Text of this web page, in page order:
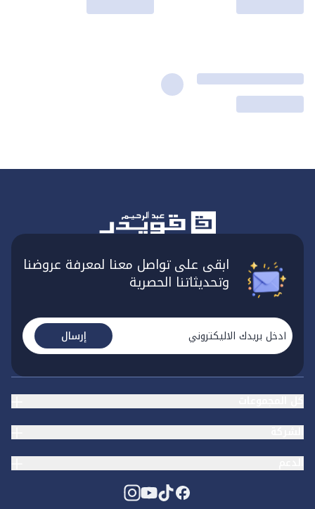
ابقى على تواصل معنا لمعرفة عروضنا
وتحديثاتنا الحصرية
إرسال